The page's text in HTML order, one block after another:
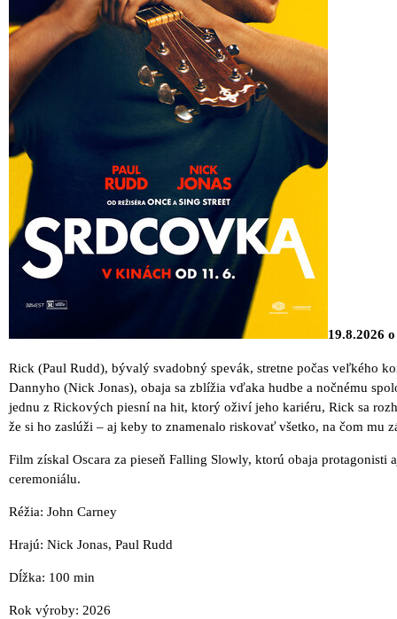
19.8.2026
Rick (Paul Rudd), bývalý svadobný spevák, stretne počas veľkého
Dannyho (Nick Jonas), obaja sa zblížia vďaka hudbe a nočnému
jednu z Rickových piesní na hit, ktorý oživí jeho kariéru, Rick sa
že si ho zaslúži – aj keby to znamenalo riskovať všetko, na čom mu
Film získal Oscara za pieseň Falling Slowly, ktorú obaja protagonisti
ceremoniálu.
Réžia: John Carney
Hrajú: Nick Jonas, Paul Rudd
Dĺžka: 100 min
Rok výroby: 2026